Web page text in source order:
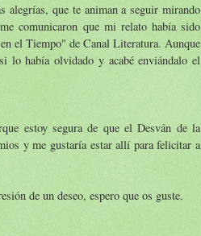
alegrías, que te animan a seguir mirando
comunicaron que mi relato había sido
el Tiempo" de Canal Literatura. Aunque
lo había olvidado y acabé enviándalo el
estoy segura de que el Desván de la
y me gustaría estar allí para felicitar a
de un deseo, espero que os guste.